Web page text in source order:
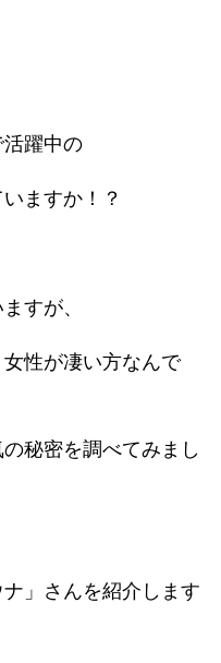
躍中の
ますか！？
すが、
性が凄い方なんで
秘密を調べてみまし
」さんを紹介します